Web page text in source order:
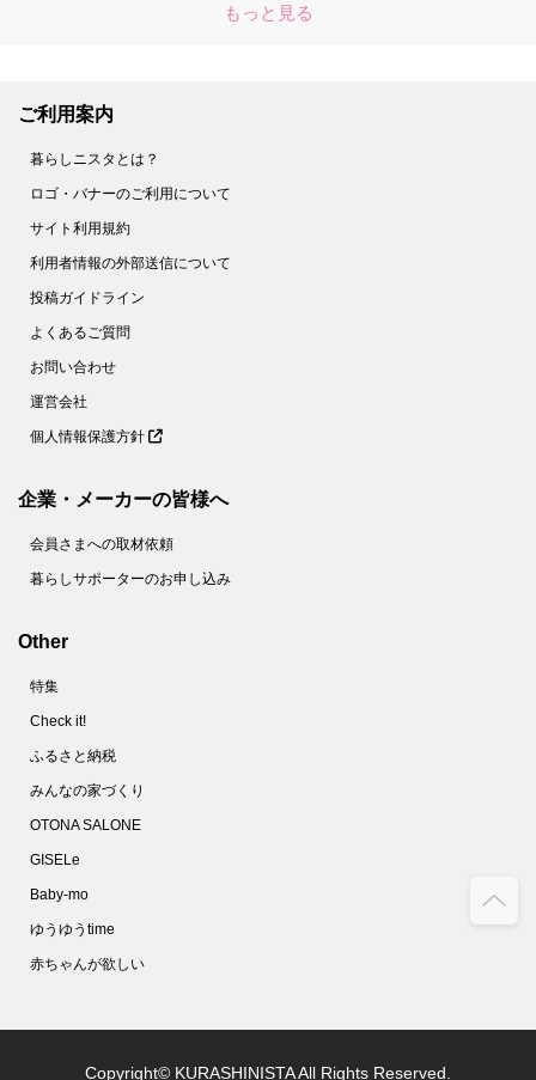
もっと見る
ご利用案内
暮らしニスタとは？
ロゴ・バナーのご利用について
サイト利用規約
利用者情報の外部送信について
投稿ガイドライン
よくあるご質問
お問い合わせ
運営会社
個人情報保護方針
企業・メーカーの皆様へ
会員さまへの取材依頼
暮らしサポーターのお申し込み
Other
特集
Check it!
ふるさと納税
みんなの家づくり
OTONA SALONE
GISELe
Baby-mo
ゆうゆうtime
赤ちゃんが欲しい
Copyright© KURASHINISTA All Rights Reserved.